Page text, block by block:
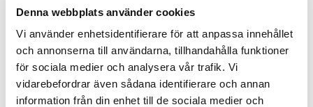
Denna webbplats använder cookies
Vi använder enhetsidentifierare för att anpassa innehållet
och annonserna till användarna, tillhandahålla funktioner
för sociala medier och analysera vår trafik. Vi
vidarebefordrar även sådana identifierare och annan
information från din enhet till de sociala medier och
användarna själva att byta trasiga komponenter. Vissa
komponenter som kameramodulen kan även uppgraderas.
Mitsubishi Electric säljer hiss som tjänst i Nederländerna där man
vill fördubbla livslängden för hissar genom mer slitstarka
komponenter, modulär design och en cirkulär affärsmodell. Foto:
fairphone.com och mitsubishi-elevators.com/m-use/.